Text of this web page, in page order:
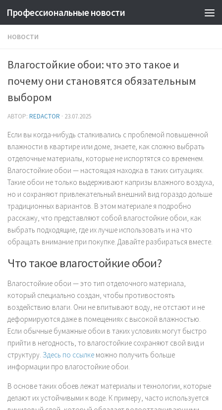
Профессиональные новости
НОВОСТИ
Влагостойкие обои: что это такое и
почему они становятся обязательным
выбором
АВТОР: REDACTOR · 23.07.2025
Если вы когда-нибудь сталкивались с проблемой повышенной
влажности в квартире или доме, знаете, как сложно выбрать
отделочные материалы, которые не испортятся со временем.
Влагостойкие обои — настоящая находка в таких ситуациях.
Такие обои не только выдерживают капризы влажного воздуха,
но и сохраняют привлекательный внешний вид гораздо дольше
традиционных вариантов. В этом материале я подробно
расскажу, что представляют собой влагостойкие обои, как
выбрать подходящие, где их лучше использовать и на что
обращать внимание при покупке. Давайте разбираться вместе.
Что такое влагостойкие обои?
Влагостойкие обои — это тип отделочного материала,
который специально создан, чтобы противостоять
воздействию влаги. Они не впитывают воду, не отстают и не
деформируются даже в помещениях с высокой влажностью.
Если обычные бумажные обои в таких условиях могут быстро
прийти в негодность, то влагостойкие сохраняют свой вид и
структуру. Здесь по ссылке можно получить больше
информации про влагостойкие обои.
В основе таких обоев лежат материалы и технологии, которые
делают их устойчивыми к воде. К примеру, часто используется